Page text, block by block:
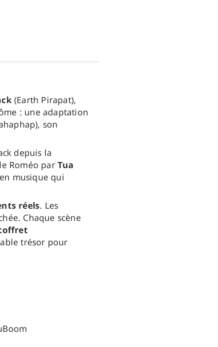
(Earth Pirapat),
: une adaptation
son
depuis la
Roméo parTua
musique qui
réels. Les
Chaque scène
trésor pour